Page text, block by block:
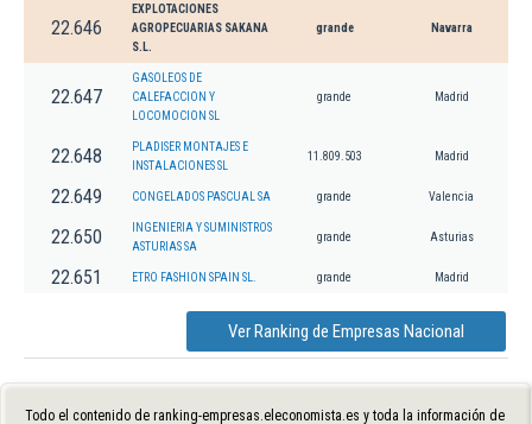
22.646
EXPLOTACIONES
AGROPECUARIAS SAKANA
S.L.
grande Navarra
22.647
GASOLEOS DE
CALEFACCION Y
LOCOMOCION SL
grande Madrid
22.648
PLADISER MONTAJES E
INSTALACIONES SL
11.809.503 Madrid
22.649 CONGELADOS PASCUAL SA grande Valencia
22.650
INGENIERIA Y SUMINISTROS
ASTURIAS SA
grande Asturias
22.651 ETRO FASHION SPAIN SL. grande Madrid
Ver Ranking de Empresas Nacional
Todo el contenido de ranking-empresas.eleconomista.es y toda la información de